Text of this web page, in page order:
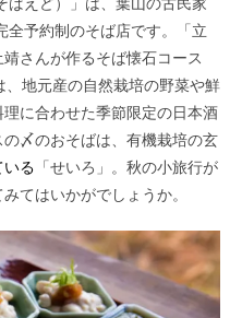
全予約制のそば店です。「立
靖さんが作るそば懐石コース
、地元産の自然栽培の野菜や鮮
に合わせた季節限定の日本酒
〆のおそばは、有機栽培の玄
いる 「せいろ」。秋の小旅行が
てはいかがでしょうか。